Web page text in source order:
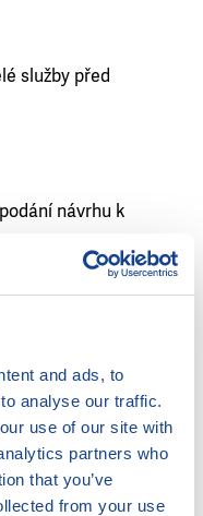
and ads, to
analyse our traffic.
use of our site with
partners who
that you’ve
from your use
služby před
návrhu k
podkladů bez
rodinného
dražby
či opravných